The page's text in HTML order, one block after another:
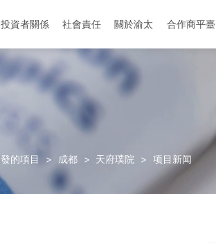
投資者關係 社會責任 關於渝太 合作商平臺
的項目 > 成都 > 天府璞院 > 项目新闻